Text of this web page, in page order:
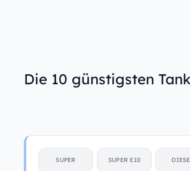
Die 10 günstigsten
SUPER SUPER E10